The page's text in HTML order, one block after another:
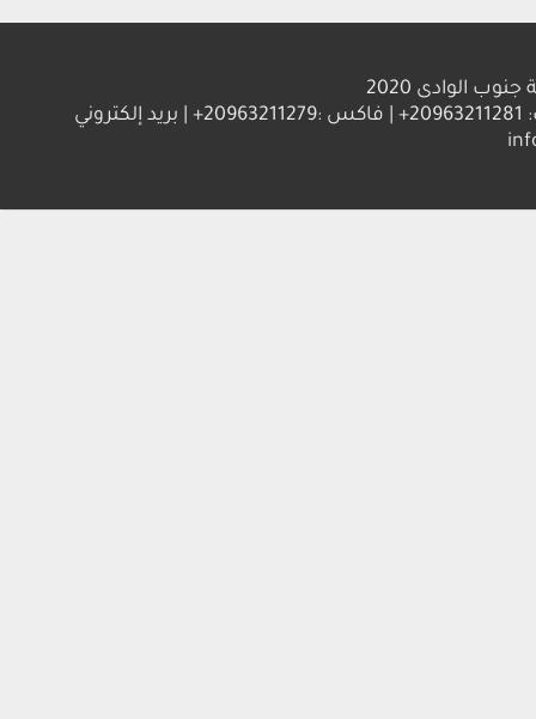
2020
العنوان : جامعة جنوب الوادي 83523 قنا - جمهورية مصر العربية | ت: 20963211281+ | فاكس :20963211279+ | بريد إلكتروني